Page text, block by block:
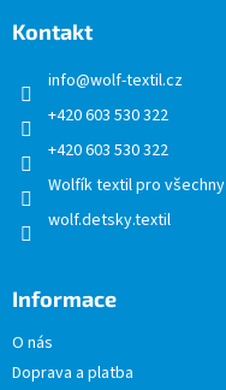
Kontakt
info@wolf-textil.cz
+420 603 530 322
+420 603 530 322
Wolfík textil pro všechny
wolf.detsky.textil
Informace
O nás
Doprava a platba